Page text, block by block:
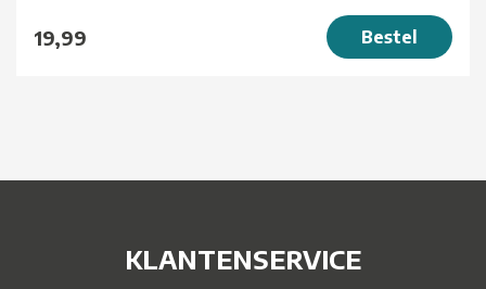
19,99 Bestel
KLANTENSERVICE